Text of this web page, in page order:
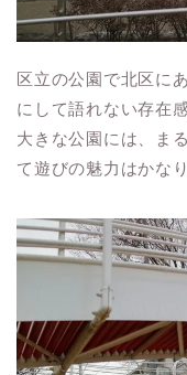
区立の公園で北区に
にして語れない存在
大きな公園には、ま
て遊びの魅力はかな